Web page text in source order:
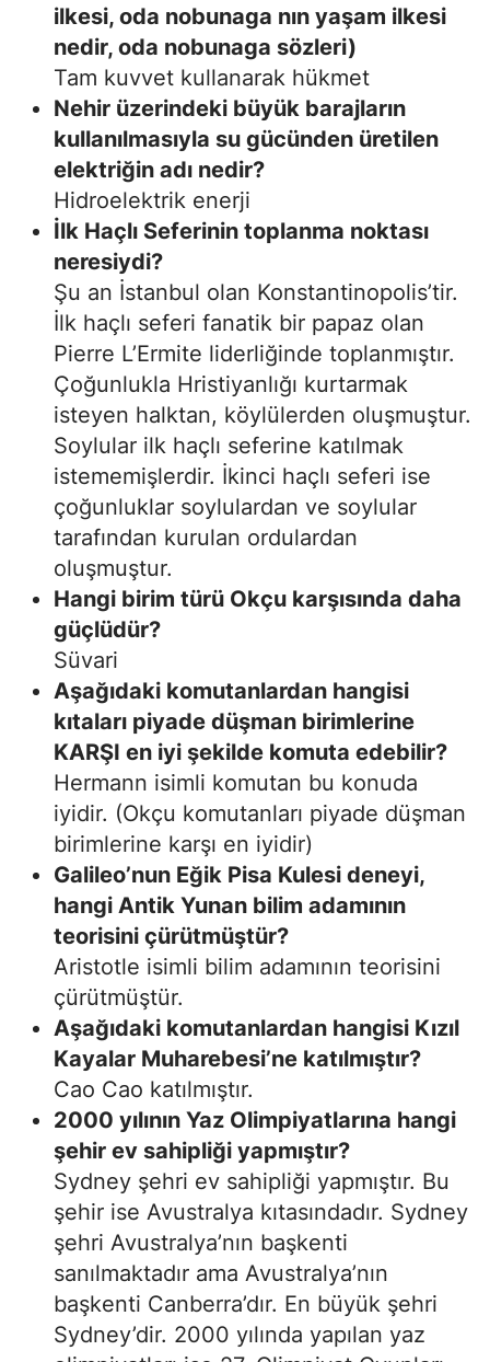
ilkesi, oda nobunaga nın yaşam ilkesi
nedir, oda nobunaga sözleri)
Tam kuvvet kullanarak hükmet
Nehir üzerindeki büyük barajların
kullanılmasıyla su gücünden üretilen
elektriğin adı nedir?
Hidroelektrik enerji
İlk Haçlı Seferinin toplanma noktası
neresiydi?
Şu an İstanbul olan Konstantinopolis’tir.
İlk haçlı seferi fanatik bir papaz olan
Pierre L’Ermite liderliğinde toplanmıştır.
Çoğunlukla Hristiyanlığı kurtarmak
isteyen halktan, köylülerden oluşmuştur.
Soylular ilk haçlı seferine katılmak
istememişlerdir. İkinci haçlı seferi ise
çoğunluklar soylulardan ve soylular
tarafından kurulan ordulardan
oluşmuştur.
Hangi birim türü Okçu karşısında daha
güçlüdür?
Süvari
Aşağıdaki komutanlardan hangisi
kıtaları piyade düşman birimlerine
KARŞI en iyi şekilde komuta edebilir?
Hermann isimli komutan bu konuda
iyidir. (Okçu komutanları piyade düşman
birimlerine karşı en iyidir)
Galileo’nun Eğik Pisa Kulesi deneyi,
hangi Antik Yunan bilim adamının
teorisini çürütmüştür?
Aristotle isimli bilim adamının teorisini
çürütmüştür.
Aşağıdaki komutanlardan hangisi Kızıl
Kayalar Muharebesi’ne katılmıştır?
Cao Cao katılmıştır.
2000 yılının Yaz Olimpiyatlarına hangi
şehir ev sahipliği yapmıştır?
Sydney şehri ev sahipliği yapmıştır. Bu
şehir ise Avustralya kıtasındadır. Sydney
şehri Avustralya’nın başkenti
sanılmaktadır ama Avustralya’nın
başkenti Canberra’dır. En büyük şehri
Sydney’dir. 2000 yılında yapılan yaz